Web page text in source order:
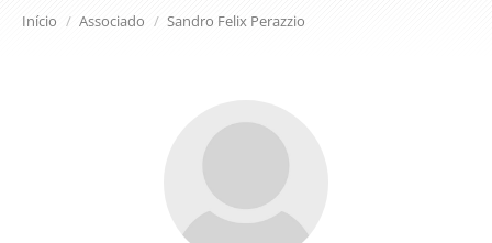
Você está aqui:
Início Associado Sandro Felix Perazzio